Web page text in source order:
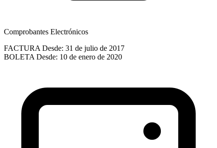
Comprobantes Electrónicos
FACTURA Desde: 31 de julio de 2017
BOLETA Desde: 10 de enero de 2020